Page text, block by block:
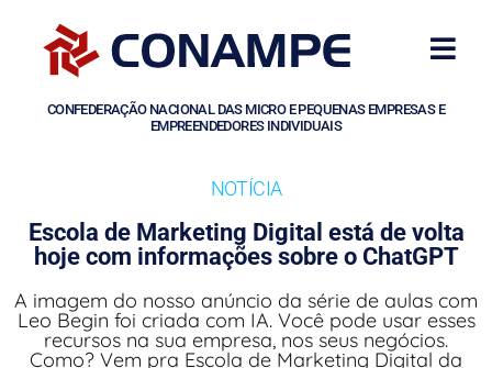
CONFEDERAÇÃO NACIONAL DAS MICRO E PEQUENAS EMPRESAS E
EMPREENDEDORES INDIVIDUAIS
NOTÍCIA
Escola de Marketing Digital está de volta
hoje com informações sobre o ChatGPT
A imagem do nosso anúncio da série de aulas com
Leo Begin foi criada com IA. Você pode usar esses
recursos na sua empresa, nos seus negócios.
Como? Vem pra Escola de Marketing Digital da